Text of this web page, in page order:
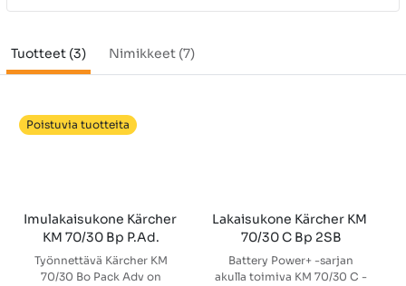
Tuotteet (3) Nimikkeet (7)
Poistuvia tuotteita
Imulakaisukone Kärcher
KM 70/30 Bp P.Ad.
Työnnettävä Kärcher KM
70/30 Bo Pack Adv on
Lakaisukone Kärcher KM
70/30 C Bp 2SB
Battery Power+ -sarjan
akulla toimiva KM 70/30 C -